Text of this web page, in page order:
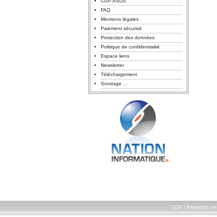
FAQ
Mentions légales
Paiement sécurisé
Protection des données
Politique de confidentialité
Espace liens
Newsletter
Téléchargement
Sondage ...
CGV Protection